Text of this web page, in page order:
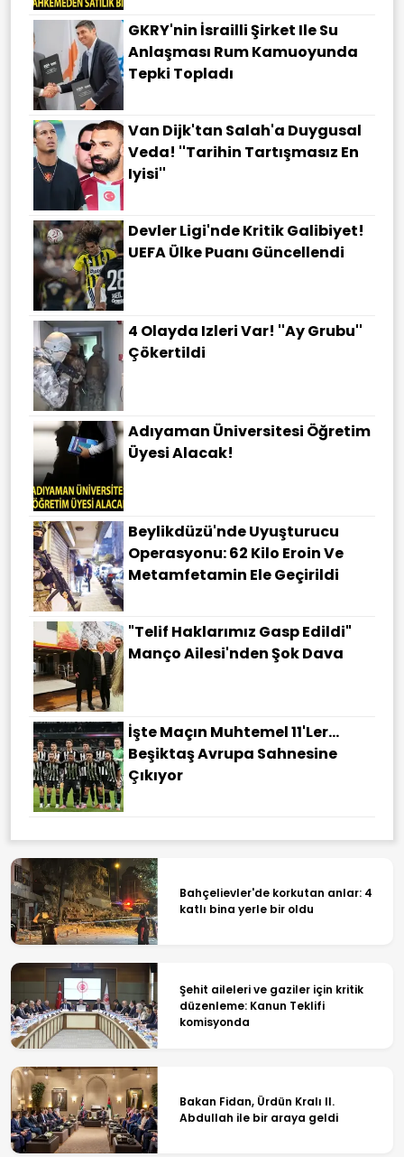
GKRY'nin İsrailli Şirket Ile Su
Anlaşması Rum Kamuoyunda
Tepki Topladı
Van Dijk'tan Salah'a Duygusal
Veda! ''Tarihin Tartışmasız En
Iyisi''
Devler Ligi'nde Kritik Galibiyet!
UEFA Ülke Puanı Güncellendi
4 Olayda Izleri Var! ''Ay Grubu''
Çökertildi
Adıyaman Üniversitesi Öğretim
Üyesi Alacak!
Beylikdüzü'nde Uyuşturucu
Operasyonu: 62 Kilo Eroin Ve
Metamfetamin Ele Geçirildi
"Telif Haklarımız Gasp Edildi"
Manço Ailesi'nden Şok Dava
İşte Maçın Muhtemel 11'ler...
Beşiktaş Avrupa Sahnesine
Çıkıyor
Bahçelievler'de korkutan anlar: 4
katlı bina yerle bir oldu
Şehit aileleri ve gaziler için kritik
düzenleme: Kanun Teklifi
komisyonda
Bakan Fidan, Ürdün Kralı II.
Abdullah ile bir araya geldi